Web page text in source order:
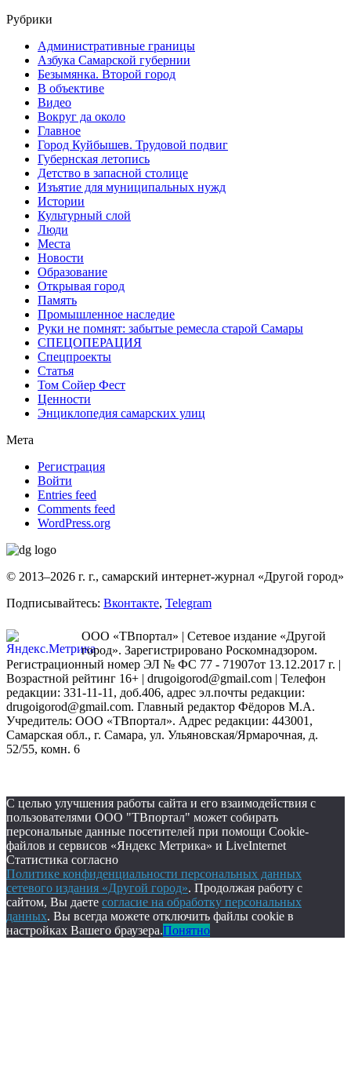
Рубрики
Административные границы
Азбука Самарской губернии
Безымянка. Второй город
В объективе
Видео
Вокруг да около
Главное
Город Куйбышев. Трудовой подвиг
Губернская летопись
Детство в запасной столице
Изъятие для муниципальных нужд
Истории
Культурный слой
Люди
Места
Новости
Образование
Открывая город
Память
Промышленное наследие
Руки не помнят: забытые ремесла старой Самары
СПЕЦОПЕРАЦИЯ
Спецпроекты
Статья
Том Сойер Фест
Ценности
Энциклопедия самарских улиц
Мета
Регистрация
Войти
Entries feed
Comments feed
WordPress.org
© 2013–2026 г. г., самарский интернет-журнал «Другой город»
Подписывайтесь: Вконтакте, Telegram
ООО «ТВпортал» | Сетевое издание «Другой
город». Зарегистрировано Роскомнадзором.
Регистрационный номер ЭЛ № ФС 77 - 71907от 13.12.2017 г. |
Возрастной рейтинг 16+ | drugoigorod@gmail.com | Телефон
редакции: 331-11-11, доб.406, адрес эл.почты редакции:
drugoigorod@gmail.com. Главный редактор Фёдоров М.А.
Учредитель: ООО «ТВпортал». Адрес редакции: 443001,
Самарская обл., г. Самара, ул. Ульяновская/Ярмарочная, д.
52/55, комн. 6
С целью улучшения работы сайта и его взаимодействия с
пользователями ООО "ТВпортал" может собирать
персональные данные посетителей при помощи Cookie-
файлов и сервисов «Яндекс Метрика» и LiveInternet
Статистика согласно
Политике конфиденциальности персональных данных
сетевого издания «Другой город». Продолжая работу с
сайтом, Вы даете согласие на обработку персональных
данных. Вы всегда можете отключить файлы cookie в
настройках Вашего браузера.Понятно